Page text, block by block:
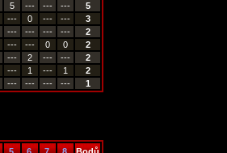
5 --- --- ---
5
--- 0 --- ---
3
--- --- --- ---
2
--- --- 0 0
2
--- 2 --- ---
2
--- 1 --- 1
2
--- --- --- --- 1